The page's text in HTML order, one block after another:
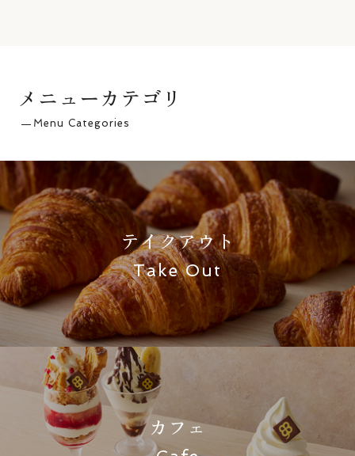
メニューカテゴリ
Menu Categories
テイクアウト
Take Out
カフェ